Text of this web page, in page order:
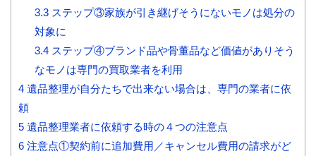
3.3ステップ③家族が引き継げそうにないモノは処分の
対象に
3.4ステップ④ブランド品や骨董品など価値がありそう
なモノは専門の買取業者を利用
4 遺品整理が自分たちで出来ない場合は、専門の業者に依
頼
5 遺品整理業者に依頼する時の４つの注意点
6 注意点①契約前に追加費用／キャンセル費用の請求がど